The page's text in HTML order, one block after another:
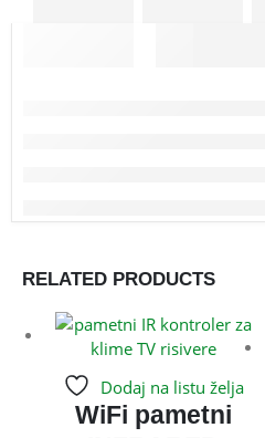
RELATED PRODUCTS
Dodaj na listu želja
WiFi pametni